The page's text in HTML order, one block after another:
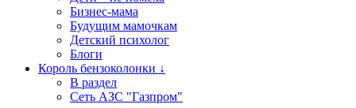
Бизнес-мама
Будущим мамочкам
Детский психолог
Блоги
Король бензоколонки ↓
В раздел
Сеть АЗС "Газпром"